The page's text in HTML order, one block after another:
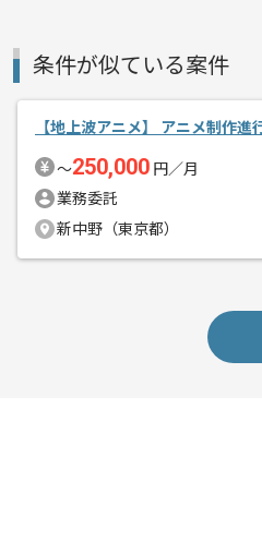
作業開
エージェントからのコ
メント
有名
条件が似ている案件
【地上波アニメ】 アニメ制作進
〜250,000 円／月
業務委託
新中野（東京都）